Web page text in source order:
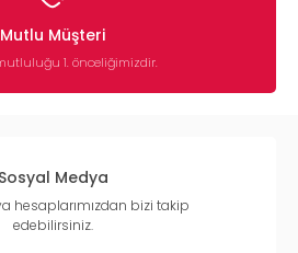
Mutlu Müşteri
1. önceliğimizdir.
Sosyal Medya
hesaplarımızdan bizi takip
edebilirsiniz.